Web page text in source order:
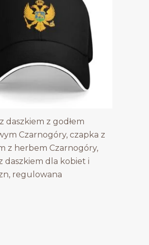
daszkiem z godłem
Czarnogóry, czapka z
z herbem Czarnogóry,
daszkiem dla kobiet i
regulowana